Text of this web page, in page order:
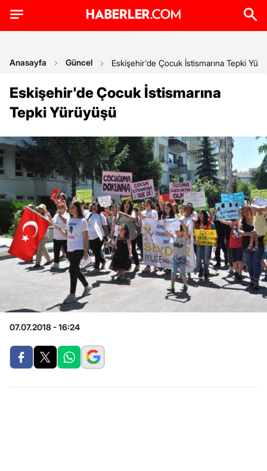
Anasayfa Güncel Eskişehir'de Çocuk İstismarına Tepki
Eskişehir'de Çocuk İstismarına
Tepki Yürüyüşü
07.07.2018 - 16:24